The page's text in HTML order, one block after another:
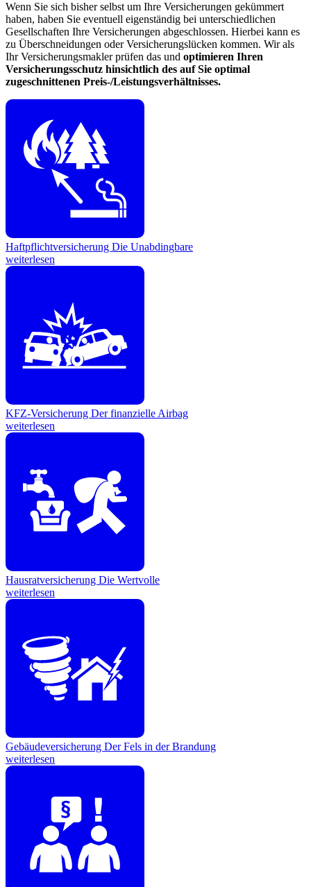
Wenn Sie sich bisher selbst um Ihre Versicherungen gekümmert
haben, haben Sie eventuell eigenständig bei unterschiedlichen
Gesellschaften Ihre Versicherungen abgeschlossen. Hierbei kann es
zu Überschneidungen oder Versicherungslücken kommen. Wir als
Ihr Versicherungsmakler prüfen das und optimieren Ihren
Versicherungsschutz hinsichtlich des auf Sie optimal
zugeschnittenen Preis-/Leistungsverhältnisses.
Haftpflichtversicherung Die Unabdingbare
weiterlesen
KFZ-Versicherung Der finanzielle Airbag
weiterlesen
Hausratversicherung Die Wertvolle
weiterlesen
Gebäudeversicherung Der Fels in der Brandung
weiterlesen